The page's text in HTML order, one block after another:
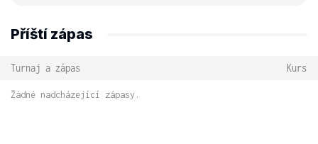
Příští zápas
Turnaj a zápas Kurs
Žádné nadcházející zápasy.